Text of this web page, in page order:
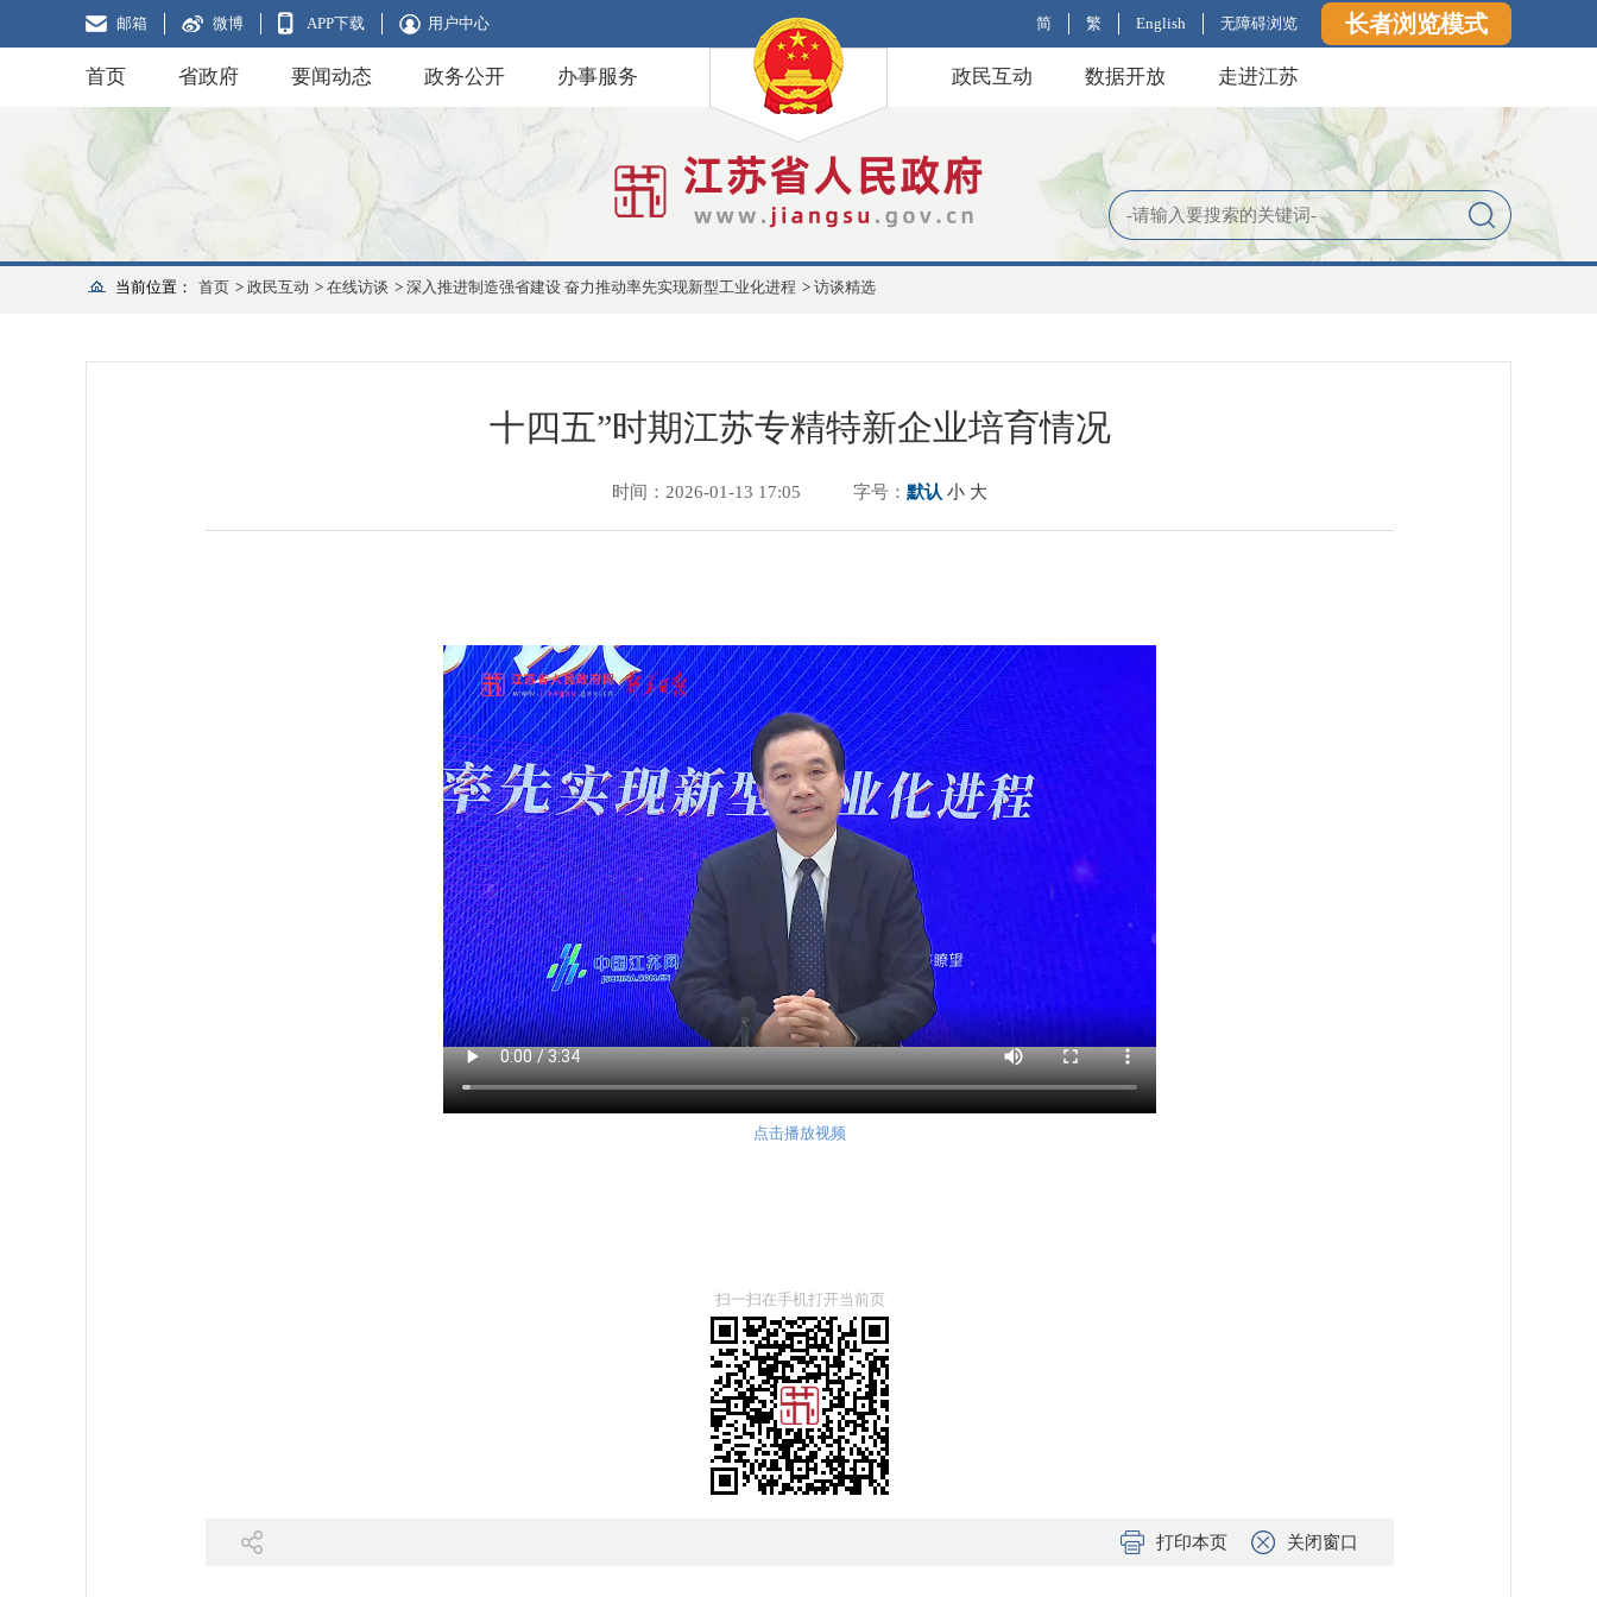
邮箱 微博 APP下载 用户中心 简 繁 English 无障碍浏览 长者浏览模式
首页 省政府 要闻动态 政务公开 办事服务 政民互动 数据开放 走进江苏
当前位置： 首页 > 政民互动 > 在线访谈 > 深入推进制造强省建设 奋力推动率先实现新型工业化进程 > 访谈精选
十四五”时期江苏专精特新企业培育情况
时间：2026-01-13 17:05 字号： 默认 小 大
点击播放视频
扫一扫在手机打开当前页
打印本页 关闭窗口